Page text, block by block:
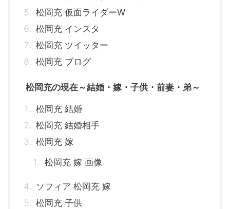
松岡充 仮面ライダーW
松岡充 インスタ
松岡充 ツイッター
松岡充 ブログ
松岡充の現在～結婚・嫁・子供・前妻・弟～
松岡充 結婚
松岡充 結婚相手
松岡充 嫁
松岡充 嫁 画像
ソフィア 松岡充 嫁
松岡充 子供